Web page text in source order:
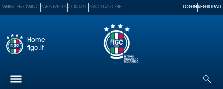
WHISTLEBLOWING AREA MEDIA CONTATTI ASSICURAZIONE LOGIN REGISTRATI
Home
figc.it